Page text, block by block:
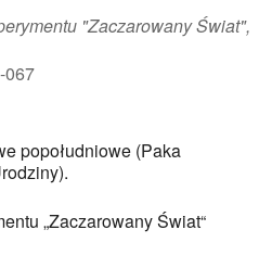
"Zaczarowany Świat",
067
popołudniowe (Paka
„Zaczarowany Świat“